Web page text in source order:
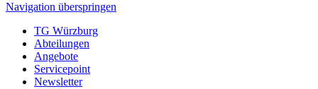
Navigation überspringen
TG Würzburg
Abteilungen
Angebote
Servicepoint
Newsletter